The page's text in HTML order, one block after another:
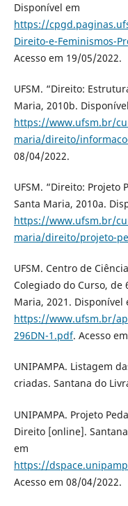
Disponível em
https://
Direito-e-Feminismos-
Acesso em 19/05/2022.
UFSM. “Direito:
Maria, 2010b.
https://www.ufsm.br/
maria/direito/
08/04/2022.
UFSM. “Direito: Projeto
Santa Maria, 2010a.
https://www.ufsm.br/
maria/direito/projeto-
UFSM. Centro de
Colegiado do Curso,
Maria, 2021. Disponível
https://www.ufsm.br/
296DN-1.pdf. Acesso
UNIPAMPA. Listagem
criadas. Santana do
UNIPAMPA. Projeto
Direito [online].
em
https://
Acesso em 08/04/2022.